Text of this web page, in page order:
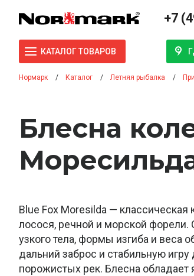
+7
КАТАЛОГ ТОВАРОВ
Нормарк Каталог Летняя рыбалка
Блесна
Blue Fox Moresilda —
лосося, речной и морской форели.
узкого тела, формы изгиба и веса
дальний заброс и стабильную
порожистых рек. Блесна